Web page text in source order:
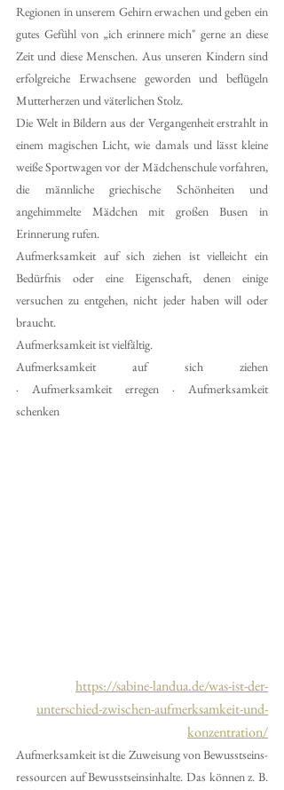
Regionen in unserem Gehirn erwachen und geben ein
gutes Gefühl von „ich erinnere mich" gerne an diese
Zeit und diese Menschen. Aus unseren Kindern sind
erfolgreiche Erwachsene geworden und beflügeln
Mutterherzen und väterlichen Stolz.
Die Welt in Bildern aus der Vergangenheit erstrahlt in
einem magischen Licht, wie damals und lässt kleine
weiße Sportwagen vor der Mädchenschule vorfahren,
die männliche griechische Schönheiten und
angehimmelte Mädchen mit großen Busen in
Erinnerung rufen.
Aufmerksamkeit auf sich ziehen ist vielleicht ein
Bedürfnis oder eine Eigenschaft, denen einige
versuchen zu entgehen, nicht jeder haben will oder
braucht.
Aufmerksamkeit ist vielfältig.
Aufmerksamkeit auf sich ziehen
· Aufmerksamkeit erregen · Aufmerksamkeit
schenken
https://sabine-landua.de/was-ist-der-
unterschied-zwischen-aufmerksamkeit-und-
konzentration/
Aufmerksamkeit ist die Zuweisung von Bewusstseins­
ressourcen auf Bewusstseinsinhalte. Das können z. B.